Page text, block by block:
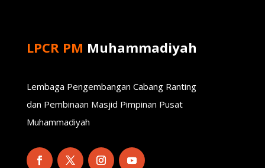
LPCR PM Muhammadiyah
Lembaga Pengembangan Cabang Ranting
dan Pembinaan Masjid Pimpinan Pusat
Muhammadiyah